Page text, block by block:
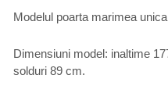
Modelul poarta marimea
Dimensiuni model: inaltime
solduri 89 cm.